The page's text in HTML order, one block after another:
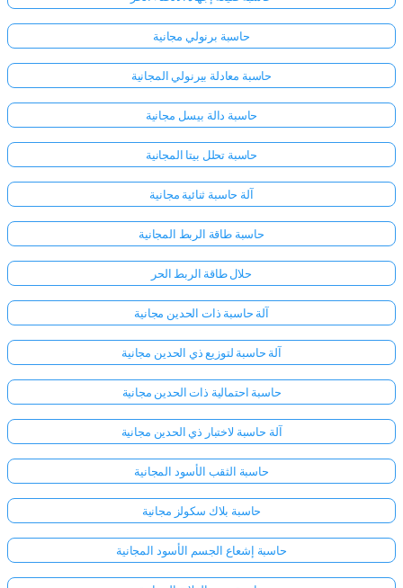
لا
توجد
اطرح
سؤالك
الأول
حاسبة برنولي مجانية
حاسبة معادلة بيرنولي المجانية
حاسبة دالة بيسل مجانية
حاسبة تحلل بيتا المجانية
آلة حاسبة ثنائية مجانية
حاسبة طاقة الربط المجانية
حلال طاقة الربط الحر
آلة حاسبة ذات الحدين مجانية
آلة حاسبة لتوزيع ذي الحدين مجانية
حاسبة احتمالية ذات الحدين مجانية
آلة حاسبة لاختبار ذي الحدين مجانية
حاسبة الثقب الأسود المجانية
حاسبة بلاك سكولز مجانية
حاسبة إشعاع الجسم الأسود المجانية